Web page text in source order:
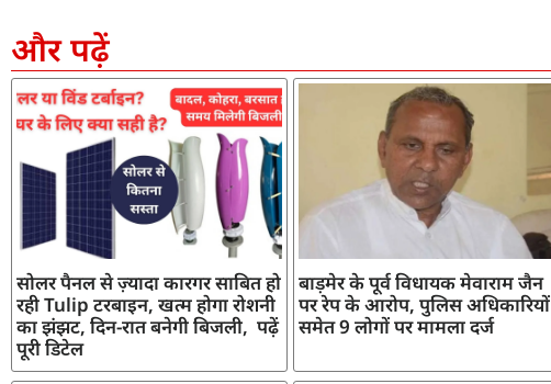
और पढ़ें
सोलर पैनल से ज़्यादा कारगर साबित हो
रही Tulip टरबाइन, खत्म होगा रोशनी
का झंझट, दिन-रात बनेगी बिजली, पढ़ें
पूरी डिटेल
बाड़मेर के पूर्व विधायक मेवाराम जैन
पर रेप के आरोप, पुलिस अधिकारियों
समेत 9 लोगों पर मामला दर्ज